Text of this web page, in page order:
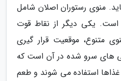
منوی رستوران اصلان شامل
یکی دیگر از نقاط قوت
متنوع، موقعیت قرار گیری
های سرو شده در آن است که
استفاده می شوند و طعم